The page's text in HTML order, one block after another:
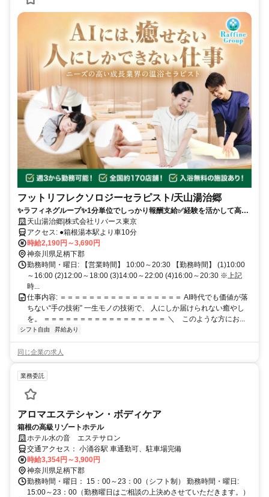
フットリフレクソロジーセラピスト/天山湯治郷
✨️ラフィネグループ✨1分単位でしっかり報酬支給️✅経験を活かして高時
給✅ブランクOK✅️無料研修ありで安心✅️異業種からの転職実績多数！一
生ものの技術が身につく◎自分のペースで働ける◎
天山湯治郷|株式会社リバース東京
アクセス: ●箱根湯本駅より車10分
時給2,190円～3,690円
神奈川県足柄下郡
勤務時間・曜日: 【営業時間】 10:00～20:30 【勤務時間】 (1)10:00
～16:00 (2)12:00～18:00 (3)14:00～22:00 (4)16:00～20:30 ※上記
時...
仕事内容: ＝＝＝＝＝＝＝＝＝＝＝＝＝＝＝＝＝ AI時代でも価値が落
ちない“手の技術” 一生モノの技術で、 人にしか届けられない癒やし
を。 ＝＝＝＝＝＝＝＝＝＝＝＝＝＝＝＝＝ ＼ このような方にお...
シフト自由 昇給あり
同じ企業の求人
業務委託
アロマエステシャン・ボディケア
箱根の高級リゾートホテル
ホテル水の音 エステサロン
交通アクセス： 小涌谷駅 車通勤可、駐車場完備
時給3,354円～3,900円
神奈川県足柄下郡
勤務時間・曜日： 15：00～23：00（シフト制） 勤務時間・曜日:
15:00～23：00（勤務曜日はご相談の上決めさせていただきます。）